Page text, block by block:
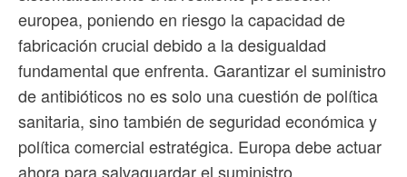
europea, poniendo en riesgo la capacidad de
fabricación crucial debido a la desigualdad
fundamental que enfrenta. Garantizar el suministro
de antibióticos no es solo una cuestión de política
sanitaria, sino también de seguridad económica y
política comercial estratégica. Europa debe actuar
ahora para salvaguardar el suministro